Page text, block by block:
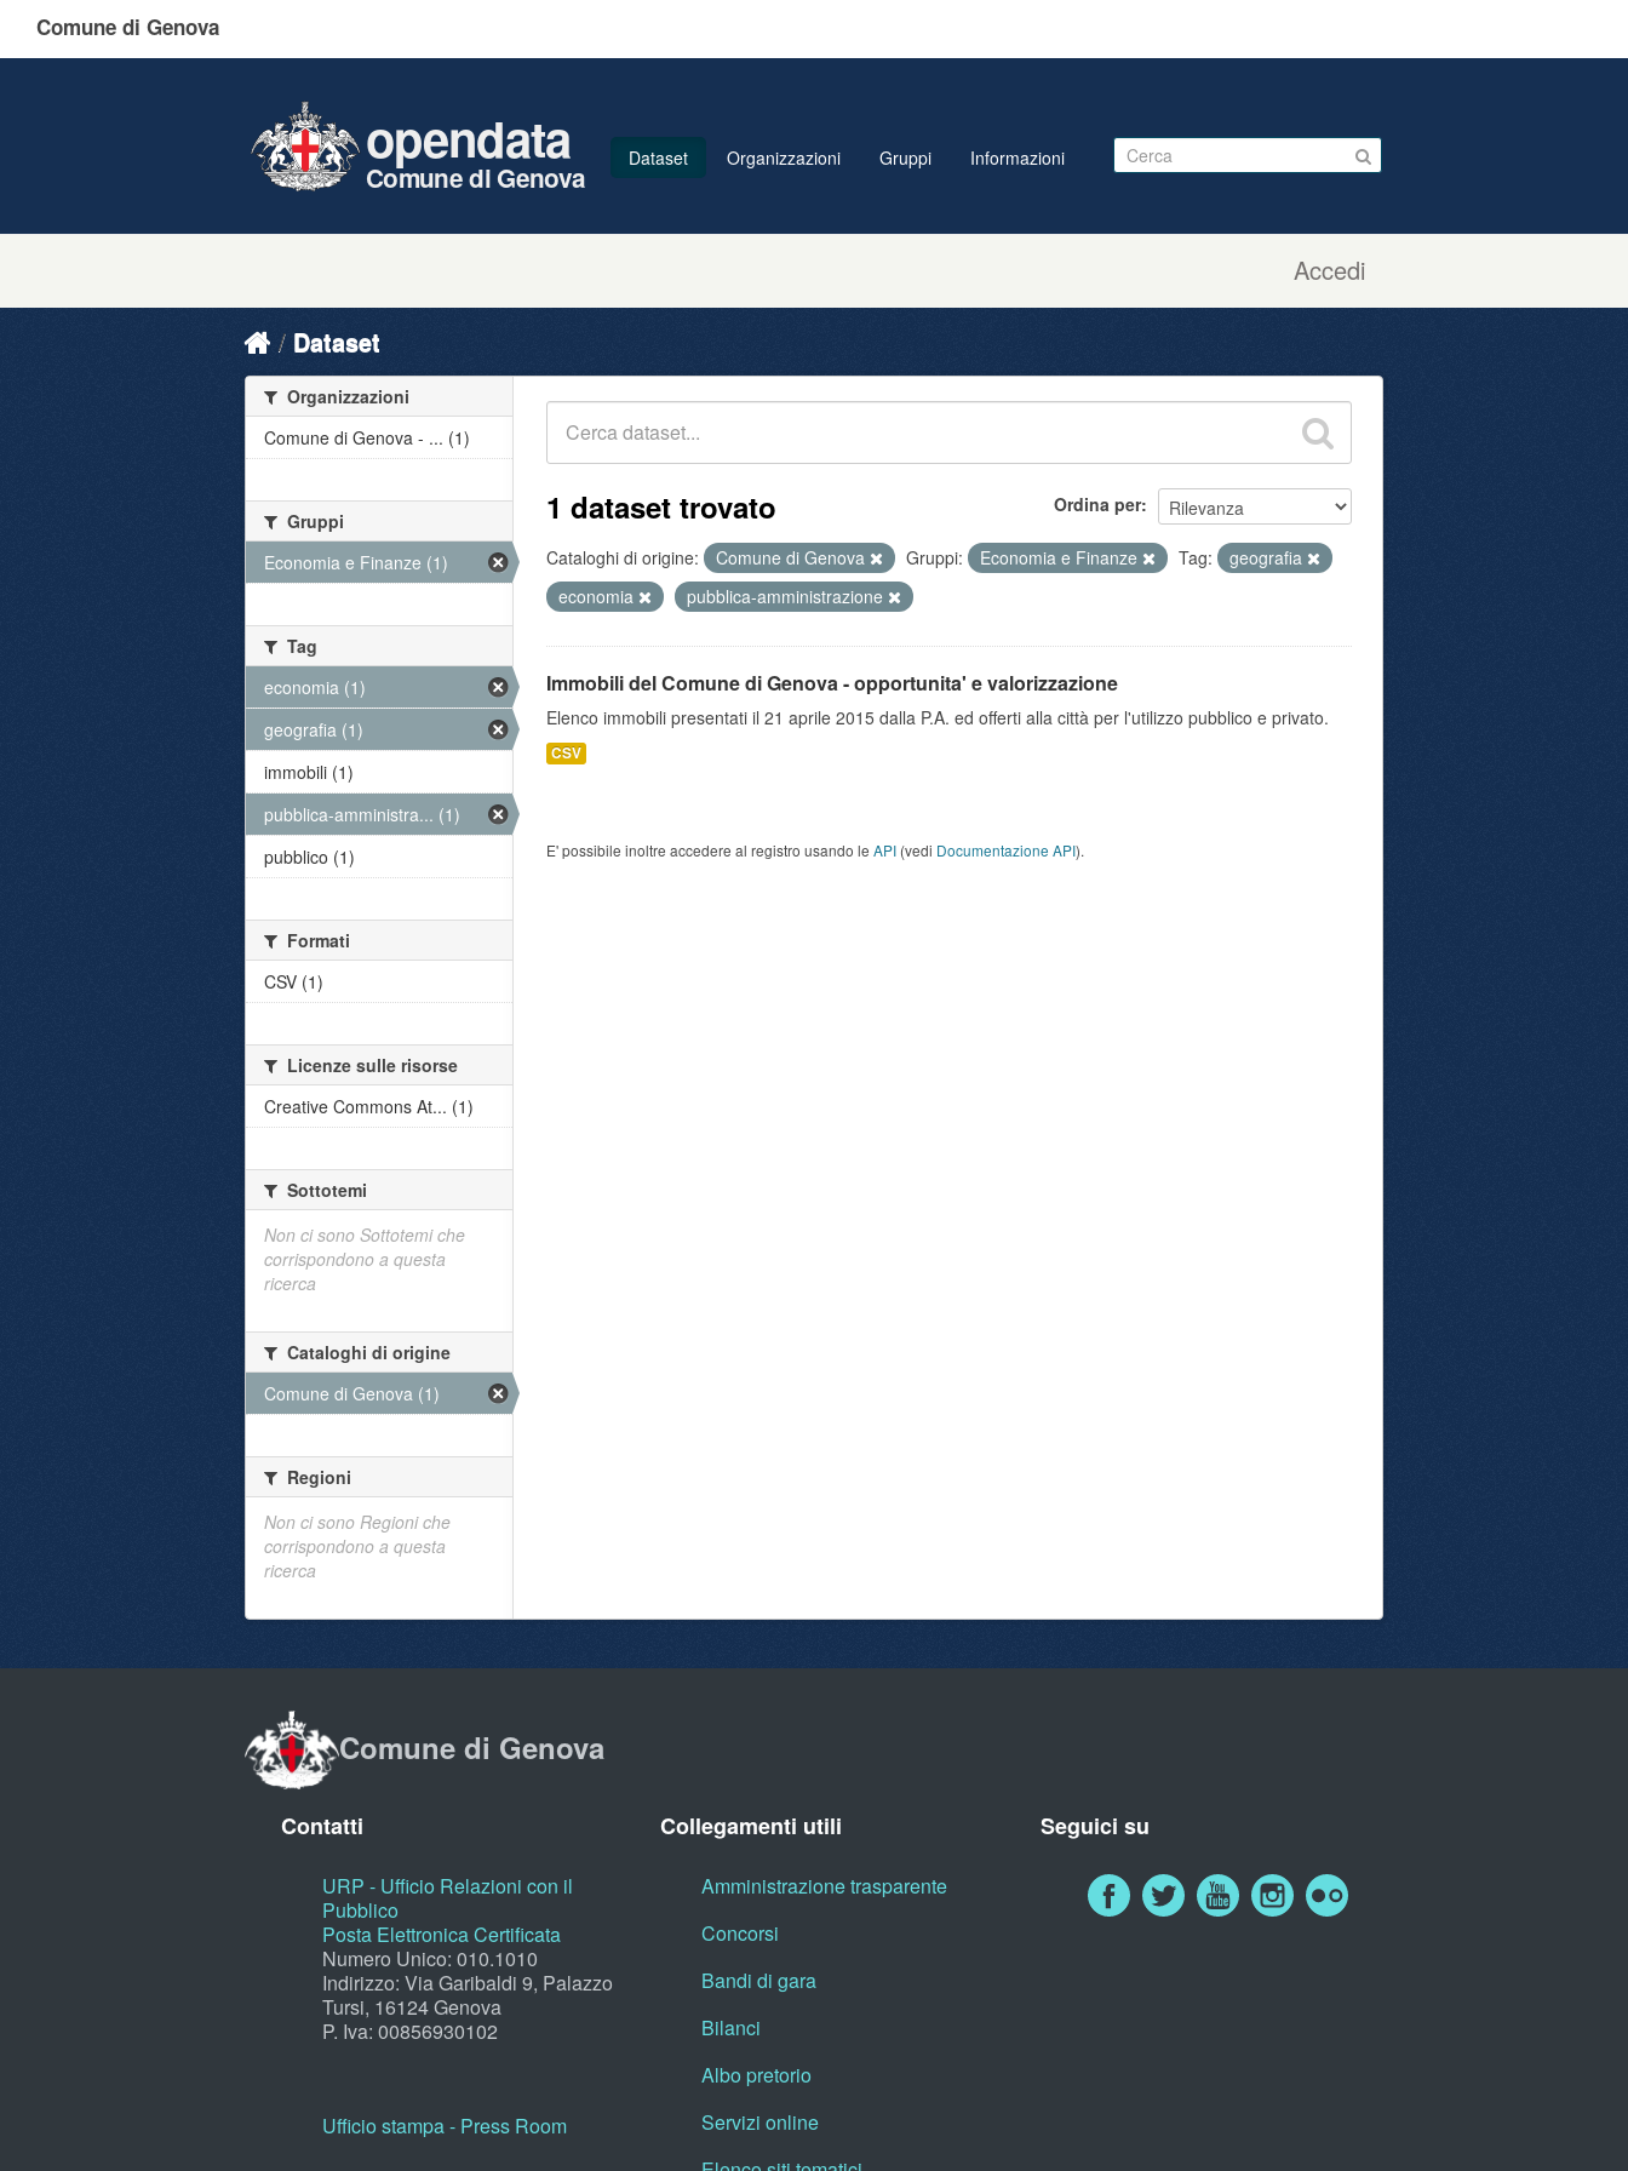
Comune di Genova
Accedi
opendata
Comune di Genova
Dataset Organizzazioni Gruppi Informazioni
Dataset
Ordina per
1 dataset trovato
Cataloghi di origine: Comune di Genova Gruppi: Economia e Finanze Tag:
geografia
economia
pubblica-amministrazione
Immobili del Comune di Genova - opportunita' e valorizzazione
Elenco immobili presentati il 21 aprile 2015 dalla P.A. ed offerti alla città per l'utilizzo pubblico e privato.
CSV
E' possibile inoltre accedere al registro usando le API (vedi Documentazione API).
Organizzazioni
Comune di Genova - ... (1)
Gruppi
Economia e Finanze (1)
Tag
economia (1)
geografia (1)
immobili (1)
pubblica-amministra... (1)
pubblico (1)
Formati
CSV (1)
Licenze sulle risorse
Creative Commons At... (1)
Sottotemi
Non ci sono Sottotemi che
corrispondono a questa
ricerca
Cataloghi di origine
Comune di Genova (1)
Regioni
Non ci sono Regioni che
corrispondono a questa
ricerca
Comune di Genova
Contatti
URP - Ufficio Relazioni con il
Pubblico
Posta Elettronica Certificata
Numero Unico: 010.1010
Indirizzo: Via Garibaldi 9, Palazzo
Tursi, 16124 Genova
P. Iva: 00856930102
Ufficio stampa - Press Room
Collegamenti utili
Amministrazione trasparente
Concorsi
Bandi di gara
Bilanci
Albo pretorio
Servizi online
Seguici su